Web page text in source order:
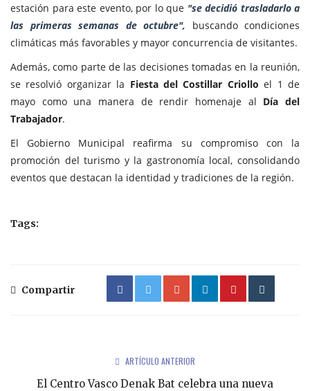
estación para este evento, por lo que "se decidió trasladarlo a
las primeras semanas de octubre", buscando condiciones
climáticas más favorables y mayor concurrencia de visitantes.
Además, como parte de las decisiones tomadas en la reunión,
se resolvió organizar la Fiesta del Costillar Criolloel 1 de
mayo como una manera de rendir homenaje al Día del
Trabajador.
El Gobierno Municipal reafirma su compromiso con la
promoción del turismo y la gastronomía local, consolidando
eventos que destacan la identidad y tradiciones de la región.
Tags:
Compartir
ARTÍCULO ANTERIOR
El Centro Vasco Denak Bat celebra una nueva